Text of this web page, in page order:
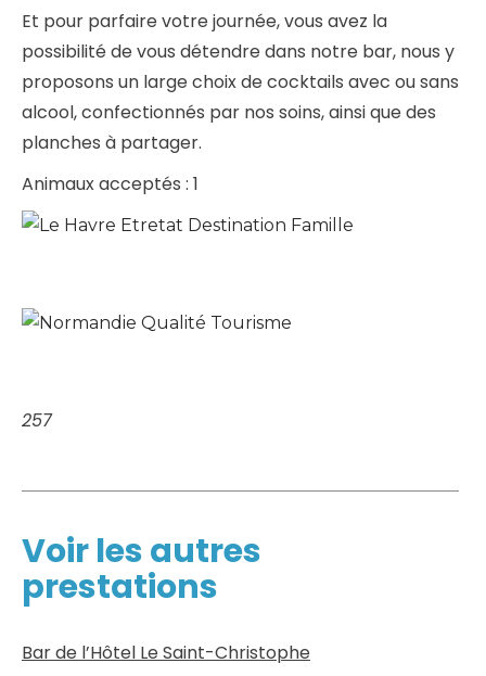
Et pour parfaire votre journée, vous avez la
possibilité de vous détendre dans notre bar, nous y
proposons un large choix de cocktails avec ou sans
alcool, confectionnés par nos soins, ainsi que des
planches à partager.
Animaux acceptés : 1
257
Voir les autres
prestations
Bar de l’Hôtel Le Saint-Christophe